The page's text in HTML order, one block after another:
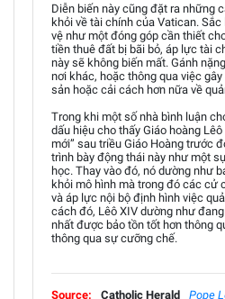
Diễn biến này cũng đặt ra những
khỏi về tài chính của Vatican.
vệ như một đóng góp cần thiết
tiền thuê đất bị bãi bỏ, áp lực tài
này sẽ không biến mất. Gánh
nơi khác, hoặc thông qua việc
sản hoặc cải cách hơn nữa về
Trong khi một số nhà bình luận
dấu hiệu cho thấy Giáo hoàng
mới” sau triều Giáo Hoàng trước
trình bày động thái này như một
học. Thay vào đó, nó dường như
khỏi mô hình mà trong đó các cử
và áp lực nội bộ định hình việc
cách đó, Lêô XIV dường như
nhất được bảo tồn tốt hơn thông
thông qua sự cưỡng chế.
Source: Catholic Herald
Pope